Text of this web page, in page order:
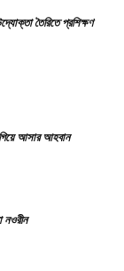
তৈরিতে প্রশিক্ষণ
আসার আহবান
নওরীন